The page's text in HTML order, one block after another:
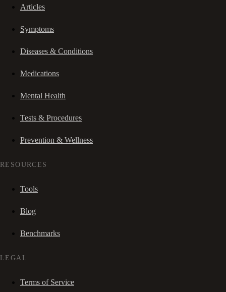
Articles
Symptoms
Diseases & Conditions
Medications
Mental Health
Tests & Procedures
Prevention & Wellness
RESOURCES
Tools
Blog
Benchmarks
LEGAL
Terms of Service